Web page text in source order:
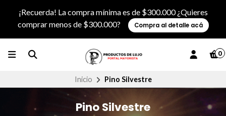
¡Recuerda! La compra mínima es de $300.000 ¿Quieres
comprar menos de $300.000?
Compra al detalle acá
0
Inicio Pino Silvestre
Pino Silvestre